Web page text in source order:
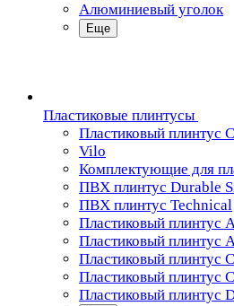
Алюминиевый уголок
Еще
Пластиковые плинтусы
Пластиковый плинтус
Vilo
Комплектующие для
ПВХ плинтус Durable
ПВХ плинтус Technical
Пластиковый плинтус
Пластиковый плинтус
Пластиковый плинтус
Пластиковый плинтус
Пластиковый плинтус